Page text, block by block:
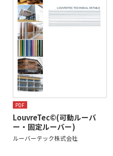
PDF
LouvreTec©(可動ルーバ
ー・固定ルーバー)
ルーバーテック株式会社